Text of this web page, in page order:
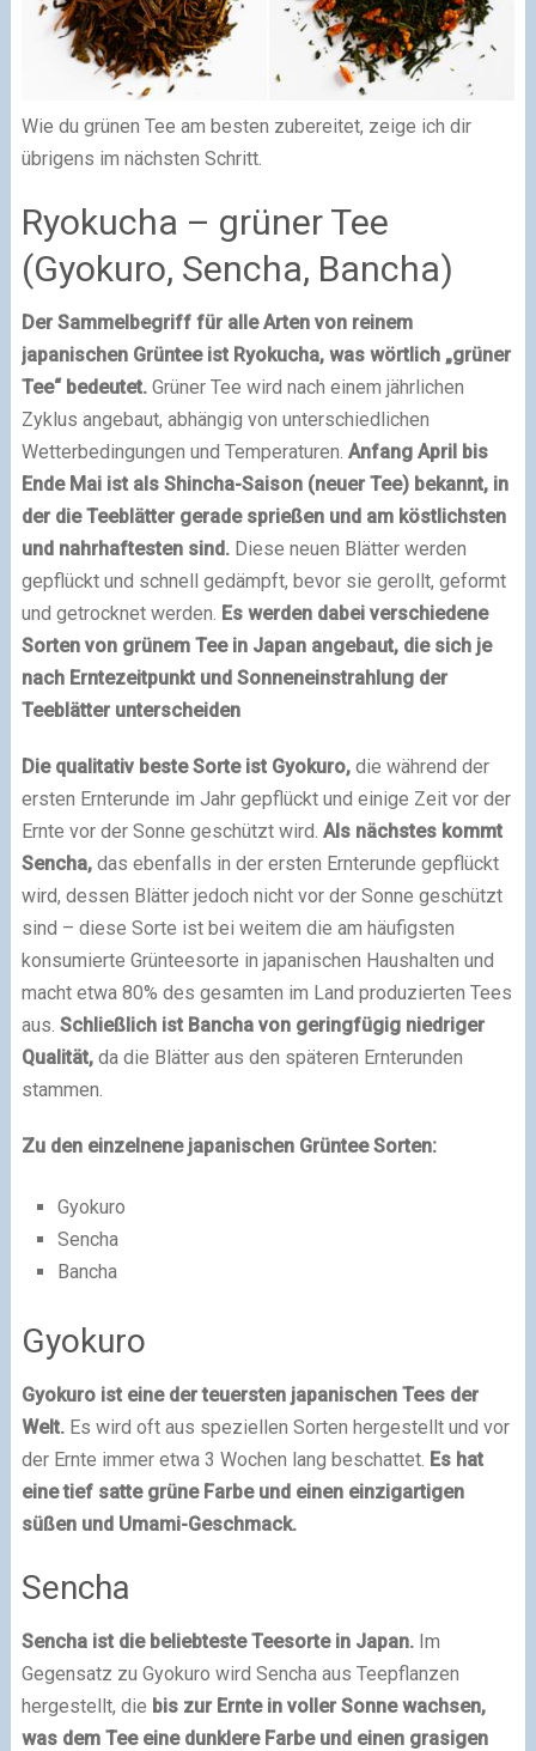
Wie du grünen Tee am besten zubereitet, zeige ich dir
übrigens im nächsten Schritt.
Ryokucha – grüner Tee
(Gyokuro, Sencha, Bancha)
Der Sammelbegriff für alle Arten von reinem
japanischen Grüntee ist Ryokucha, was wörtlich „grüner
Tee“ bedeutet.Grüner Tee wird nach einem jährlichen
Zyklus angebaut, abhängig von unterschiedlichen
Wetterbedingungen und Temperaturen. Anfang April bis
Ende Mai ist als Shincha-Saison (neuer Tee) bekannt, in
der die Teeblätter gerade sprießen und am köstlichsten
und nahrhaftesten sind. Diese neuen Blätter werden
gepflückt und schnell gedämpft, bevor sie gerollt, geformt
und getrocknet werden. Es werden dabei verschiedene
Sorten von grünem Tee in Japan angebaut, die sich je
nach Erntezeitpunkt und Sonneneinstrahlung der
Teeblätter unterscheiden
Die qualitativ beste Sorte ist Gyokuro,die während der
ersten Ernterunde im Jahr gepflückt und einige Zeit vor der
Ernte vor der Sonne geschützt wird. Als nächstes kommt
Sencha, das ebenfalls in der ersten Ernterunde gepflückt
wird, dessen Blätter jedoch nicht vor der Sonne geschützt
sind – diese Sorte ist bei weitem die am häufigsten
konsumierte Grünteesorte in japanischen Haushalten und
macht etwa 80% des gesamten im Land produzierten Tees
aus. Schließlich ist Bancha von geringfügig niedriger
Qualität,da die Blätter aus den späteren Ernterunden
stammen.
Zu den einzelnene japanischen Grüntee Sorten:
Gyokuro
Sencha
Bancha
Gyokuro
Gyokuro ist eine der teuersten japanischen Tees der
Welt. Es wird oft aus speziellen Sorten hergestellt und vor
der Ernte immer etwa 3 Wochen lang beschattet. Es hat
eine tief satte grüne Farbe und einen einzigartigen
süßen und Umami-Geschmack.
Sencha
Sencha ist die beliebteste Teesorte in Japan.Im
Gegensatz zu Gyokuro wird Sencha aus Teepflanzen
hergestellt, die bis zur Ernte in voller Sonne wachsen,
was dem Tee eine dunklere Farbe und einen grasigen